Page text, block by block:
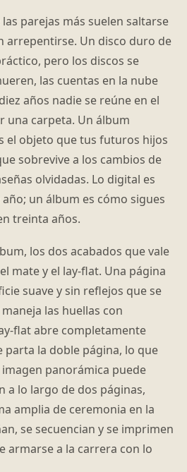
parejas más suelen saltarse
arrepentirse. Un disco duro de
pero los discos se
las cuentas en la nube
años nadie se reúne en el
una carpeta. Un álbum
el objeto que tus futuros hijos
sobrevive a los cambios de
olvidadas. Lo digital es
un álbum es cómo sigues
treinta años.
los dos acabados que vale
mate y el lay-flat. Una página
suave y sin reflejos que se
las huellas con
flat abre completamente
parta la doble página, lo que
panorámica puede
lo largo de dos páginas,
amplia de ceremonia en la
se secuencian y se imprimen
armarse a la carrera con lo